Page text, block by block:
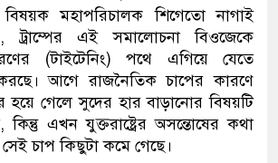
বিষয়ক মহাপরিচালক শিগেতো নাগাই
ট্রাম্পের এই সমালোচনা বিওজেকে
(টাইটেনিং) পথে এগিয়ে যেতে
আগে রাজনৈতিক চাপের কারণে
হয়ে গেলে সুদের হার বাড়ানোর বিষয়টি
এখন যুক্তরাষ্ট্রের অসন্তোষের কথা
চাপ কিছুটা কমে গেছে।